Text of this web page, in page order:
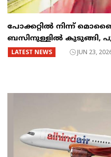
പോക്കറ്റിൽ നിന്ന്
ബസിനുള്ളിൽ കുടുങ്ങി,
LATEST NEWS JUN 23,